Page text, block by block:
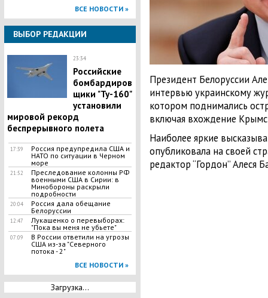
ВСЕ НОВОСТИ »
ВЫБОР РЕДАКЦИИ
23:34
Российские
бомбардиров
щики "Ту-160"
установили
мировой рекорд
беспрерывного полета
17:39
Россия предупредила США и
НАТО по ситуации в Черном
море
21:52
Преследование колонны РФ
военными США в Сирии: в
Минобороны раскрыли
подробности
20:04
Россия дала обещание
Белоруссии
12:47
​Лукашенко о перевыборах:
"Пока вы меня не убьете"
07:09
В России ответили на угрозы
США из-за "Северного
потока - 2"
ВСЕ НОВОСТИ »
Загрузка...
Президент Белоруссии
интервью украинскому
котором поднимались
включая вхождение
Наиболее яркие
опубликовала на своей
редактор “Гордон” Алеся